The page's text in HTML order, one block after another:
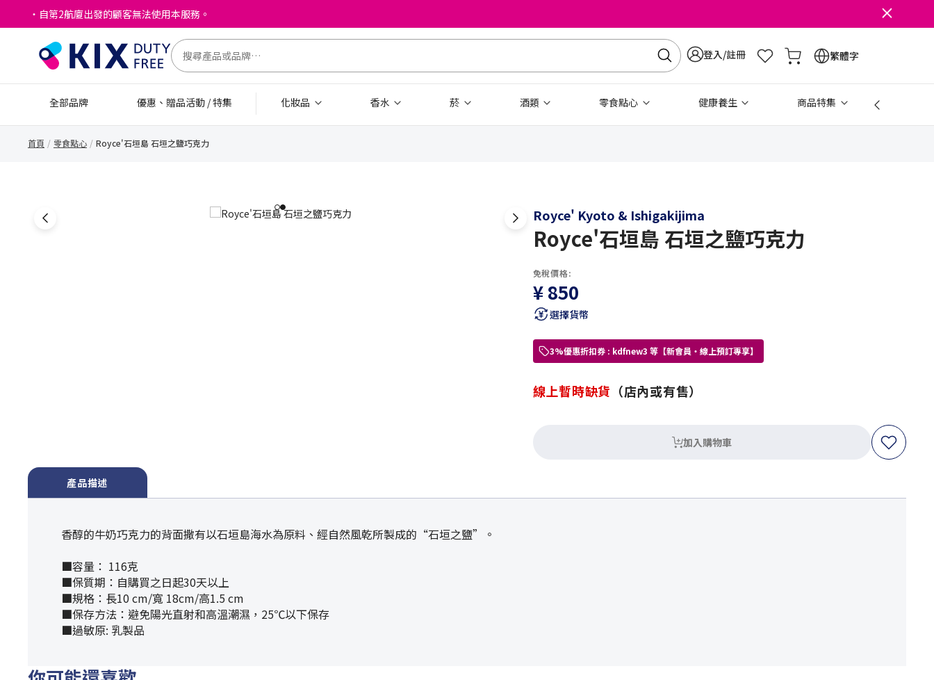
・自第2航廈出發的顧客無法使用本服務。
登入/註冊 繁體字
全部品牌 優惠、贈品活動 / 特集 化妝品 香水 菸 酒類 零食點心 健康養生 商品特集
首頁 零食點心 Royce'石垣島 石垣之鹽巧克力
12 Royce' Kyoto & Ishigakijima
Royce'石垣島 石垣之鹽巧克力
免稅價格:
¥ 850
選擇貨幣
3%優惠折扣券 : kdfnew3 等【新會員・線上預訂專享】
線上暫時缺貨 （店內或有售）
加入購物車
產品描述
香醇的牛奶巧克力的背面撒有以石垣島海水為原料、經自然風乾所製成的“石垣之鹽”。
■容量： 116克
■保質期：自購買之日起30天以上
■規格：長10 cm/寬 18cm/高1.5 cm
■保存方法：避免陽光直射和高溫潮濕，25℃以下保存
■過敏原: 乳製品